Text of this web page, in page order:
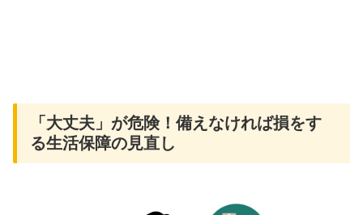
「大丈夫」が危険！備えなければ損をす
る生活保障の見直し